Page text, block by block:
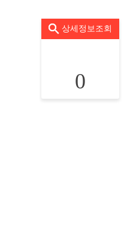
상세정보조회
0